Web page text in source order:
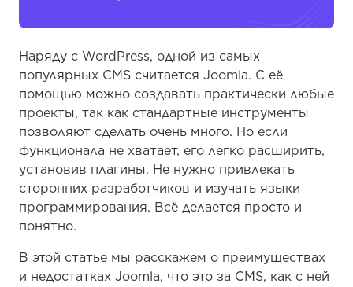
Наряду с WordPress, одной из самых
популярных CMS считается Joomla. С её
помощью можно создавать практически любые
проекты, так как стандартные инструменты
позволяют сделать очень много. Но если
функционала не хватает, его легко расширить,
установив плагины. Не нужно привлекать
сторонних разработчиков и изучать языки
программирования. Всё делается просто и
понятно.
В этой статье мы расскажем о преимуществах
и недостатках Joomla, что это за CMS, как с ней